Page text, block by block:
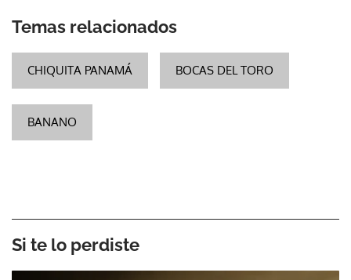
Temas relacionados
CHIQUITA PANAMÁ BOCAS DEL TORO
BANANO
Si te lo perdiste